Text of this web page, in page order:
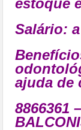
estoque
Salário:
ajuda de
8866361